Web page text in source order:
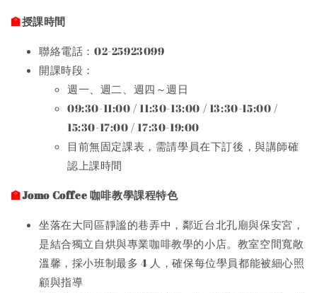
🏫授課時間
聯絡電話：02-25923099
開課時段：
週一、週二、週四～週日
09:30-11:00 / 11:30-13:00 / 13:30-15:00 /
15:30-17:00 / 17:30-19:00
目前無固定課表，需請學員在下訂後，與講師確
認上課時間
🏫Jomo Coffee 咖啡教學課程特色
坐落在大同區靜謐的巷弄中，鄰近台北孔廟與保安宮，
是結合獨立自烘與專業咖啡教學的小店。教室空間寬敞
溫馨，採小班制最多 4 人，確保每位學員都能被細心照
顧與指導